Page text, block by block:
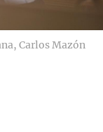
Carlos Mazón